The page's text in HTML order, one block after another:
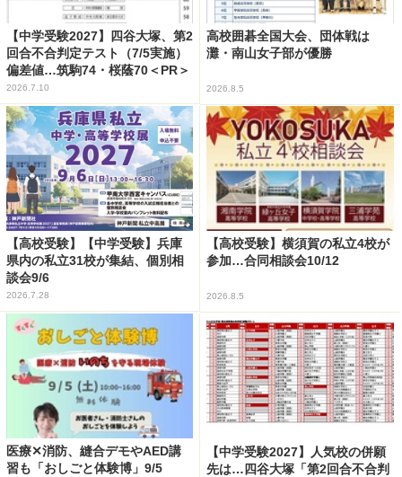
【中学受験2027】四谷大塚、第2
回合不合判定テスト（7/5実施）
偏差値…筑駒74・桜蔭70＜PR＞
2026.7.10
高校囲碁全国大会、団体戦は
灘・南山女子部が優勝
2026.8.5
【高校受験】【中学受験】兵庫
県内の私立31校が集結、個別相
談会9/6
2026.7.28
【高校受験】横須賀の私立4校が
参加…合同相談会10/12
2026.8.5
医療✕消防、縫合デモやAED講
習も「おしごと体験博」9/5
【中学受験2027】人気校の併願
先は…四谷大塚「第2回合不合判